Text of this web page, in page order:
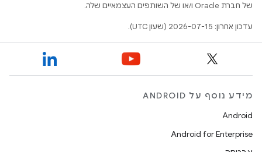
של חברת Oracle ו/או של השותפים העצמאיים שלה.
עדכון אחרון: 2026-07-15 (שעון UTC).
מידע נוסף על ANDROID
Android
Android for Enterprise